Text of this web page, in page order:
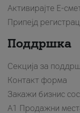
Активирајте Е-
Припејд
Поддршка
Секција за
Контакт форма
Закажи бизнис
A1 Продажни